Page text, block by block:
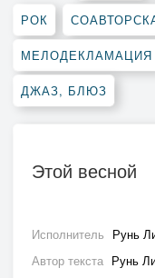
РОК
МЕЛОДЕКЛАМАЦИЯ
ДЖАЗ, БЛЮЗ
Этой весной
Исполнитель Рунь
Автор текста Рунь